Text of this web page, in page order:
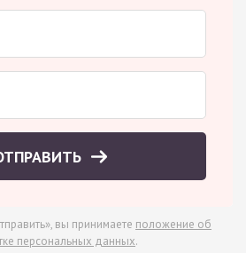
вы принимаете положение об
персональных данных.